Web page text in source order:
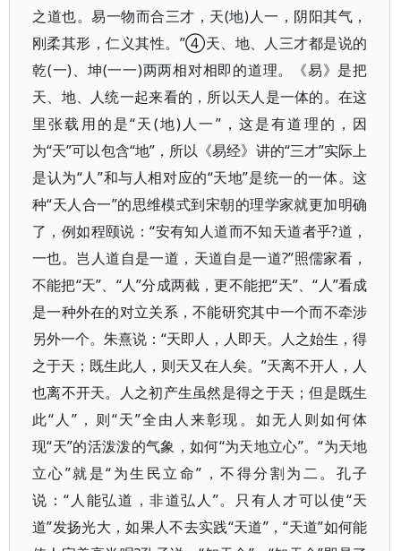
之道也。易一物而合三才，天(地)人一，阴阳其气，
刚柔其形，仁义其性。”④天、地、人三才都是说的
乾(一)、坤(一一)两两相对相即的道理。《易》是把
天、地、人统一起来看的，所以天人是一体的。在这
里张载用的是“天(地)人一”，这是有道理的，因
为“天”可以包含“地”，所以《易经》讲的“三才”实际上
是认为“人”和与人相对应的“天地”是统一的一体。这
种“天人合一”的思维模式到宋朝的理学家就更加明确
了，例如程颐说：“安有知人道而不知天道者乎?道，
一也。岂人道自是一道，天道自是一道?”照儒家看，
不能把“天”、“人”分成两截，更不能把“天”、“人”看成
是一种外在的对立关系，不能研究其中一个而不牵涉
另外一个。朱熹说：“天即人，人即天。人之始生，得
之于天；既生此人，则天又在人矣。”天离不开人，人
也离不开天。人之初产生虽然是得之于天；但是既生
此“人”，则“天”全由人来彰现。如无人则如何体
现“天”的活泼泼的气象，如何“为天地立心”。“为天地
立心”就是“为生民立命”，不得分割为二。孔子
说：“人能弘道，非道弘人”。只有人才可以使“天
道”发扬光大，如果人不去实践“天道”，“天道”如何能